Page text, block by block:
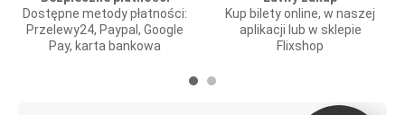
Dostępne metody płatności:
Przelewy24, Paypal, Google
Pay, karta bankowa
Kup bilety online, w naszej
aplikacji lub w sklepie
Flixshop